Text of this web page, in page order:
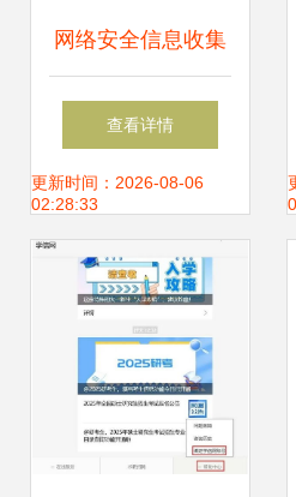
网络安全信息收集
知识大总结 从防护
到开发实践
查看详情
更新时间：2026-08-06
02:28:33